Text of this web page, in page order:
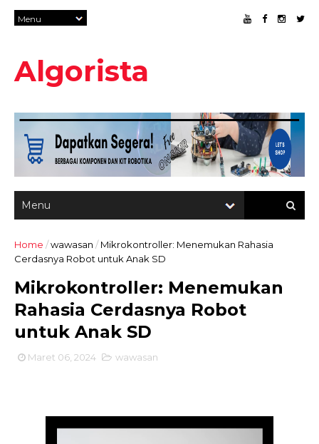
Algorista
Home /wawasan / Mikrokontroller: Menemukan Rahasia
Cerdasnya Robot untuk Anak SD
Mikrokontroller: Menemukan
Rahasia Cerdasnya Robot
untuk Anak SD
Maret 06, 2024 wawasan